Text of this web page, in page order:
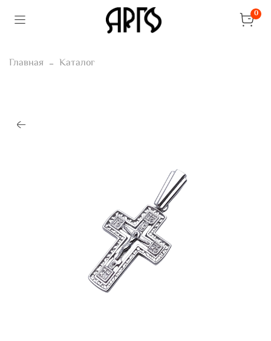
0
Главная Каталог